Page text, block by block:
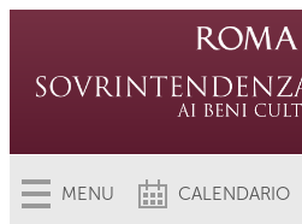
MENU CALENDARIO